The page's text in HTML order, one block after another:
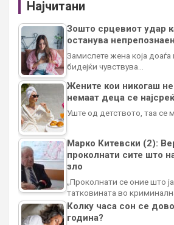
Најчитани
Зошто срцевиот удар
останува
Замислете жена која
бидејќи чувствува…
Жените кои никогаш
немаат деца се
Уште од детството, таа се
Марко Китевски (2):
проколнати сите што
зло
„Проколнати се оние што ја
татковината во
Колку часа сон се
година?